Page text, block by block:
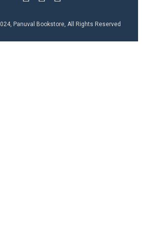
Panuval Bookstore, All Rights Reserved